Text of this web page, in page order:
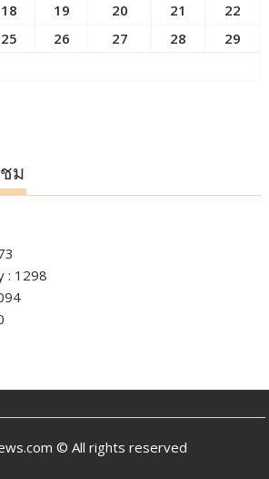
18 19 20 21
22
25 26 27 28
29
ม
: 1298
© All rights reserved